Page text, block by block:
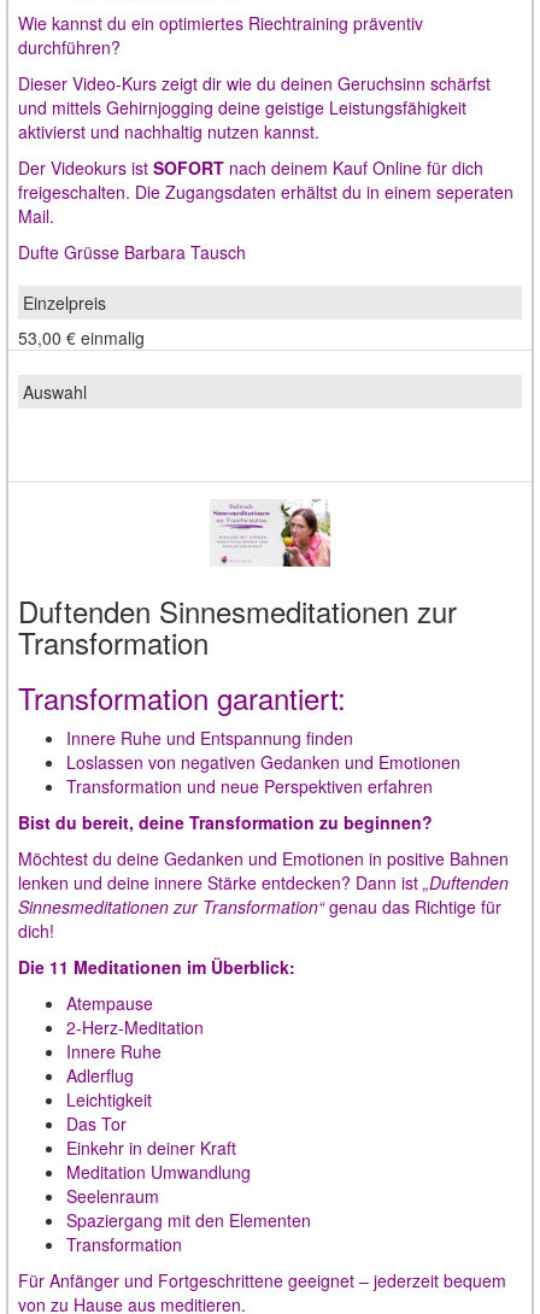
Wie kannst du ein optimiertes Riechtraining präventiv
durchführen?
Dieser Video-Kurs zeigt dir wie du deinen Geruchsinn schärfst
und mittels Gehirnjogging deine geistige Leistungsfähigkeit
aktivierst und nachhaltig nutzen kannst.
Der Videokurs ist SOFORT nach deinem Kauf Online für dich
freigeschalten. Die Zugangsdaten erhältst du in einem seperaten
Mail.
Dufte Grüsse Barbara Tausch
53,00 € einmalig
Duftenden Sinnesmeditationen zur
Transformation
Transformation garantiert:
Innere Ruhe und Entspannung finden
Loslassen von negativen Gedanken und Emotionen
Transformation und neue Perspektiven erfahren
Bist du bereit, deine Transformation zu beginnen?
Möchtest du deine Gedanken und Emotionen in positive Bahnen
lenken und deine innere Stärke entdecken? Dann ist „Duftenden
Sinnesmeditationen zur Transformation“genau das Richtige für
dich!
Die 11 Meditationen im Überblick:
Atempause
2-Herz-Meditation
Innere Ruhe
Adlerflug
Leichtigkeit
Das Tor
Einkehr in deiner Kraft
Meditation Umwandlung
Seelenraum
Spaziergang mit den Elementen
Transformation
Für Anfänger und Fortgeschrittene geeignet – jederzeit bequem
von zu Hause aus meditieren.